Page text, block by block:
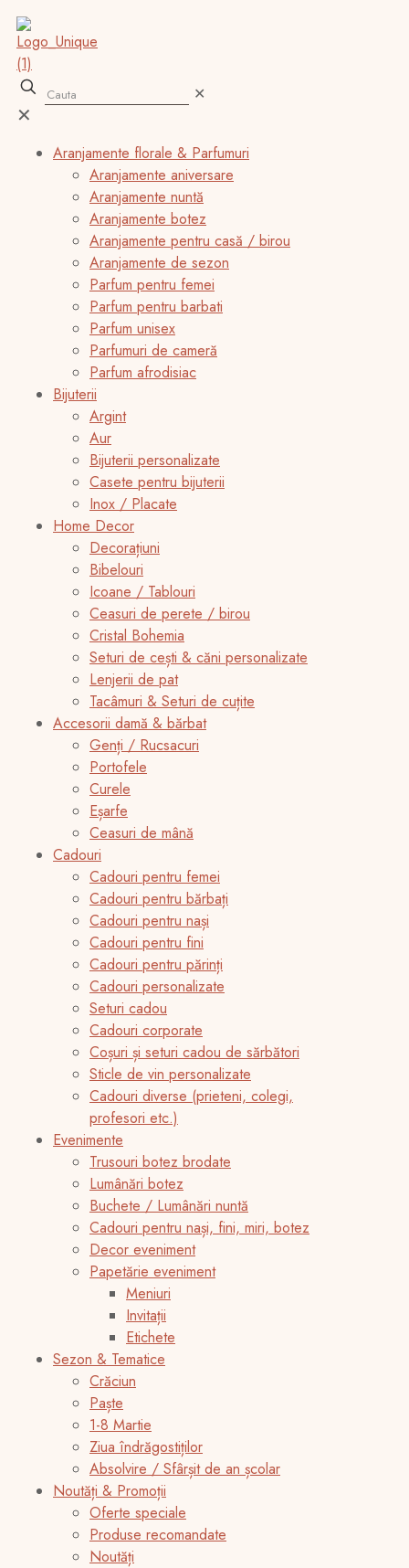
✕
✕
Aranjamente florale & Parfumuri
Aranjamente aniversare
Aranjamente nuntă
Aranjamente botez
Aranjamente pentru casă / birou
Aranjamente de sezon
Parfum pentru femei
Parfum pentru barbati
Parfum unisex
Parfumuri de cameră
Parfum afrodisiac
Bijuterii
Argint
Aur
Bijuterii personalizate
Casete pentru bijuterii
Inox / Placate
Home Decor
Decorațiuni
Bibelouri
Icoane / Tablouri
Ceasuri de perete / birou
Cristal Bohemia
Seturi de cești & căni personalizate
Lenjerii de pat
Tacâmuri & Seturi de cuțite
Accesorii damă & bărbat
Genți / Rucsacuri
Portofele
Curele
Eșarfe
Ceasuri de mână
Cadouri
Cadouri pentru femei
Cadouri pentru bărbați
Cadouri pentru nași
Cadouri pentru fini
Cadouri pentru părinți
Cadouri personalizate
Seturi cadou
Cadouri corporate
Coșuri și seturi cadou de sărbători
Sticle de vin personalizate
Cadouri diverse (prieteni, colegi,
profesori etc.)
Evenimente
Trusouri botez brodate
Lumânări botez
Buchete / Lumânări nuntă
Cadouri pentru nași, fini, miri, botez
Decor eveniment
Papetărie eveniment
Meniuri
Invitații
Etichete
Sezon & Tematice
Crăciun
Paște
1-8 Martie
Ziua îndrăgostiților
Absolvire / Sfârșit de an școlar
Noutăți & Promoții
Oferte speciale
Produse recomandate
Noutăți